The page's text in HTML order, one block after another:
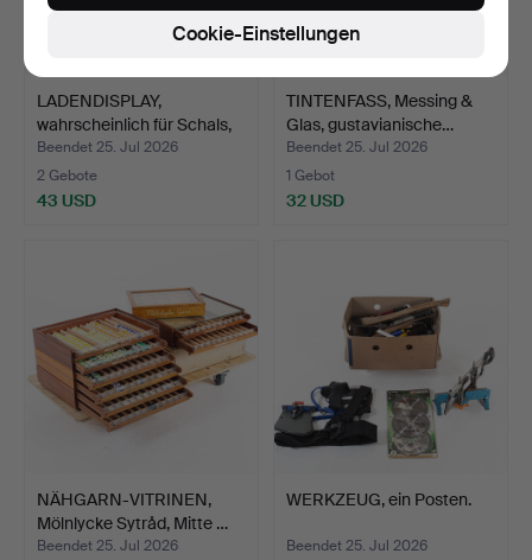
LADENDISPLAY,
wahrscheinlich für Schals,
M…
Beendet 25. Jul 2026
2 Gebote
43 USD
TINTENFASS, Messing &
Glas, gustavianische…
Beendet 25. Jul 2026
1 Gebot
32 USD
NÄHGARN-VITRINEN,
Mölnlycke Sytråd, Mitte …
Beendet 25. Jul 2026
WERKZEUG, ein Posten.
Beendet 25. Jul 2026
Cookie-Einstellungen